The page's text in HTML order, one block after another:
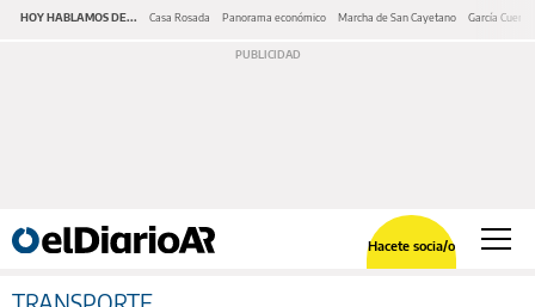
HOY HABLAMOS DE... Casa Rosada Panorama económico Marcha de San Cayetano García Cuerva
Hacete socia/o